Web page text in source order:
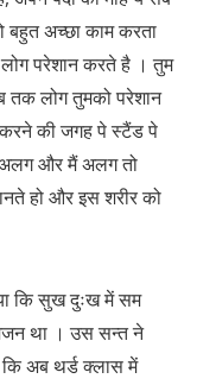
बहुत अच्छा काम करता
परेशान करते है । तुम
तक लोग तुमको परेशान
की जगह पे स्टैंड पे
अलग और मैं अलग तो
हो और इस शरीर को
कि सुख दुःख में सम
था । उस सन्त ने
अब थर्ड क्लास में